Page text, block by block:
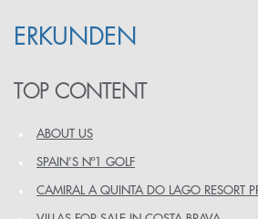
ERKUNDEN
TOP CONTENT
ABOUT US
SPAIN’S Nº1 GOLF
CAMIRAL A QUINTA DO LAGO RESORT